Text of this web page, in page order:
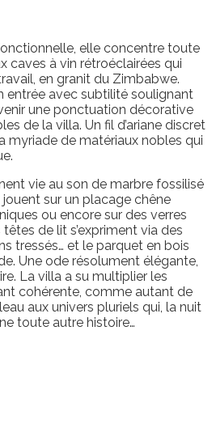
elle concentre toute
caves à vin rétroéclairées qui
en granit du Zimbabwe.
entrée avec subtilité soulignant
une ponctuation décorative
de la villa. Un fil d’ariane discret
myriade de matériaux nobles qui
vie au son de marbre fossilisé
sur un placage chêne
ou encore sur des verres
de lit s’expriment via des
tressés… et le parquet en bois
Une ode résolument élégante,
La villa a su multiplier les
cohérente, comme autant de
aux univers pluriels qui, la nuit
toute autre histoire…